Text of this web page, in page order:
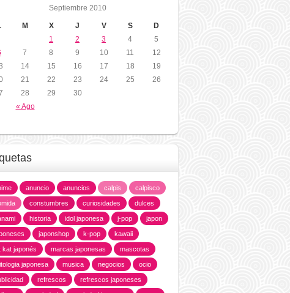
Septiembre 2010
M X J V S D
« Ago
1 2 3 4
5
7 8 9 10 11
12
14 15 16 17 18
19
21 22 23 24 25
26
28 29 30
anuncio anuncios calpis calpisco
constumbres curiosidades dulces
historia idol japonesa j-pop japon
japonshop k-pop kawaii
kat japonés marcas japonesas mascotas
japonesa musica negocios ocio
refrescos refrescos japoneses